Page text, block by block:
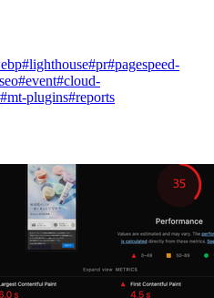
#lighthouse#pr#pagespeed-
#event#cloud-
#mt-plugins#reports